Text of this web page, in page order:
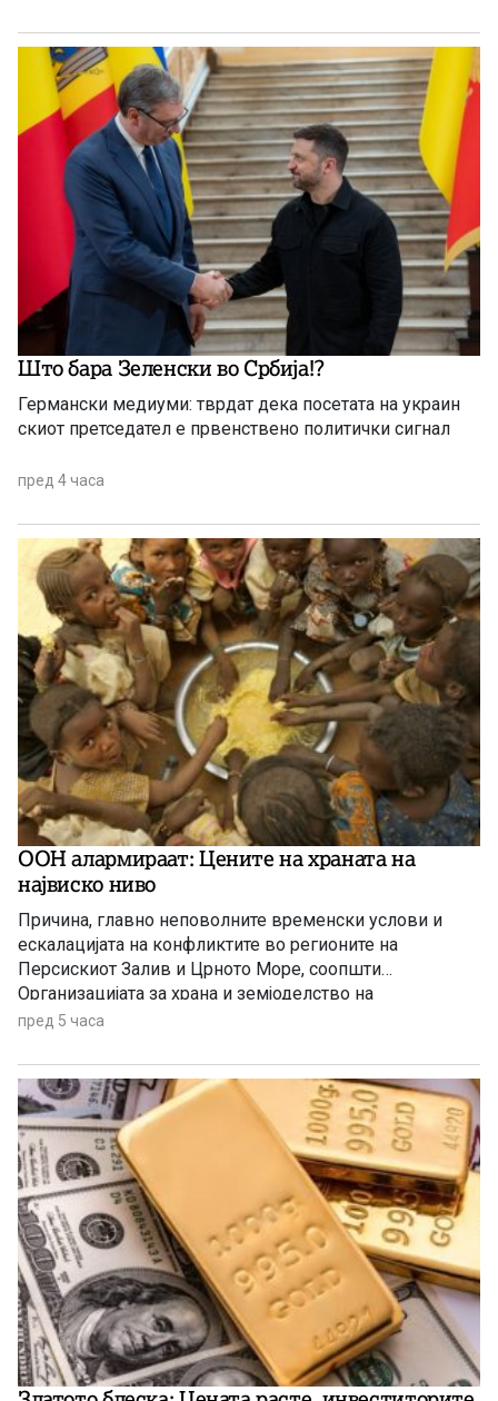
Што бара Зеленски во Србија!?
Германски медиуми: тврдат дека посетата на украин
скиот претседател е првенствено политички сигнал
пред 4 часа
ООН алармираат: Цените на храната на
највиско ниво
Причина, главно неповолните временски услови и
ескалацијата на конфликтите во регионите на
Персискиот Залив и Црното Море, соопшти
Организацијата за храна и земјоделство на
Обединетите нации (ФАО).
пред 5 часа